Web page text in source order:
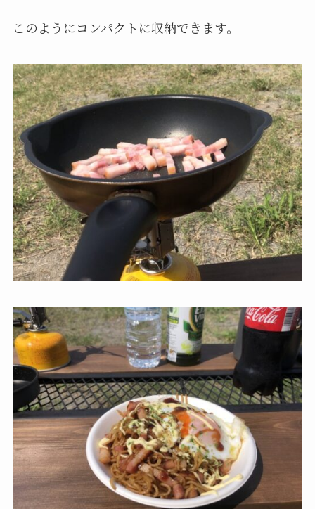
このようにコンパクトに収納できます。